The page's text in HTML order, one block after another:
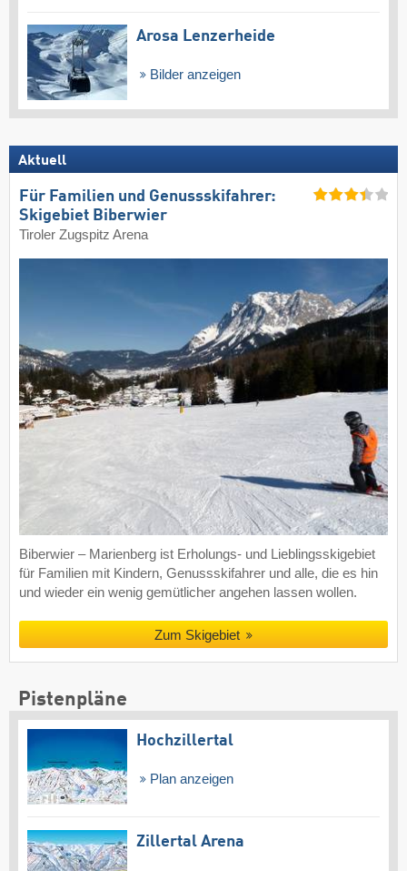
Arosa Lenzerheide
Bilder anzeigen
Aktuell
Für Familien und Genussskifahrer:
Skigebiet Biberwier
Tiroler Zugspitz Arena
Biberwier – Marienberg ist Erholungs- und Lieblingsskigebiet
für Familien mit Kindern, Genussskifahrer und alle, die es hin
und wieder ein wenig gemütlicher angehen lassen wollen.
Zum Skigebiet
Pistenpläne
Hochzillertal
Plan anzeigen
Zillertal Arena